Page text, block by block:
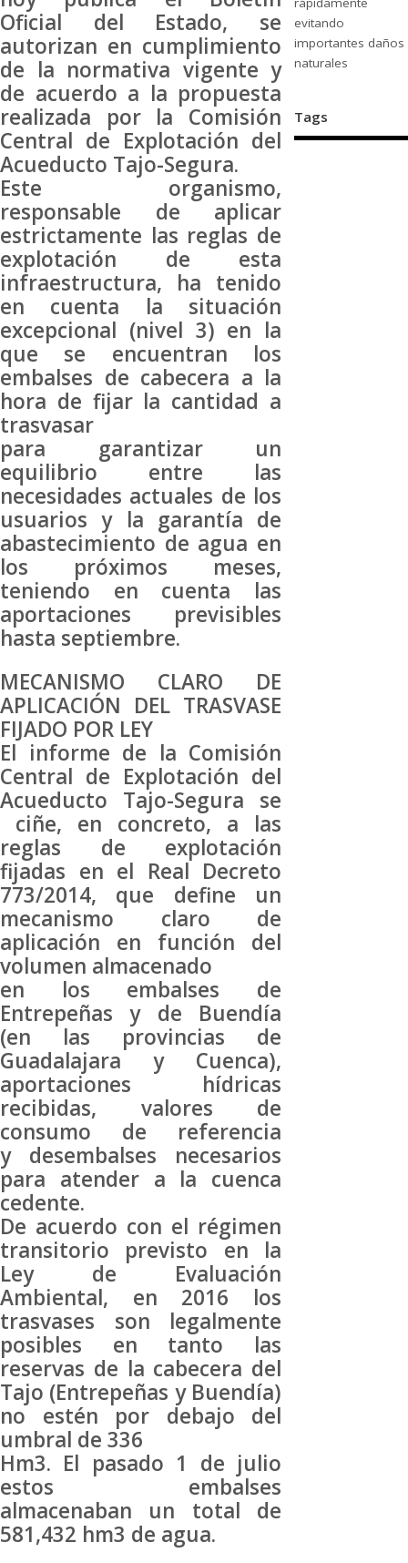
Oficial del Estado, se
autorizan en cumplimiento
de la normativa vigente y
de acuerdo a la propuesta
realizada por la Comisión
Central de Explotación del
Acueducto Tajo-Segura.
Este organismo,
responsable de aplicar
estrictamente las reglas de
explotación de esta
infraestructura, ha tenido
en cuenta la situación
excepcional (nivel 3) en la
que se encuentran los
embalses de cabecera a la
hora de fijar la cantidad a
trasvasar
para garantizar un
equilibrio entre las
necesidades actuales de los
usuarios y la garantía de
abastecimiento de agua en
los próximos meses,
teniendo en cuenta las
aportaciones previsibles
hasta septiembre.
MECANISMO CLARO DE
APLICACIÓN DEL TRASVASE
FIJADO POR LEY
El informe de la Comisión
Central de Explotación del
Acueducto Tajo-Segura se
ciñe, en concreto, a las
reglas de explotación
fijadas en el Real Decreto
773/2014, que define un
mecanismo claro de
aplicación en función del
volumen almacenado
en los embalses de
Entrepeñas y de Buendía
(en las provincias de
Guadalajara y Cuenca),
aportaciones hídricas
recibidas, valores de
consumo de referencia
y desembalses necesarios
para atender a la cuenca
cedente.
De acuerdo con el régimen
transitorio previsto en la
Ley de Evaluación
Ambiental, en 2016 los
trasvases son legalmente
posibles en tanto las
reservas de la cabecera del
Tajo (Entrepeñas y Buendía)
no estén por debajo del
umbral de 336
Hm3. El pasado 1 de julio
estos embalses
almacenaban un total de
581,432 hm3 de agua.
evitando
importantes daños
naturales
Tags